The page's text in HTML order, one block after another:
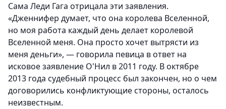
Сама Леди Гага отрицала эти заявления.
«Дженнифер думает, что она королева Вселенной,
но моя работа каждый день делает королевой
Вселенной меня. Она просто хочет вытрясти из
меня деньги», — говорила певица в ответ на
исковое заявление О'Нил в 2011 году. В октябре
2013 года судебный процесс был закончен, но о чем
договорились конфликтующие стороны, осталось
неизвестным.